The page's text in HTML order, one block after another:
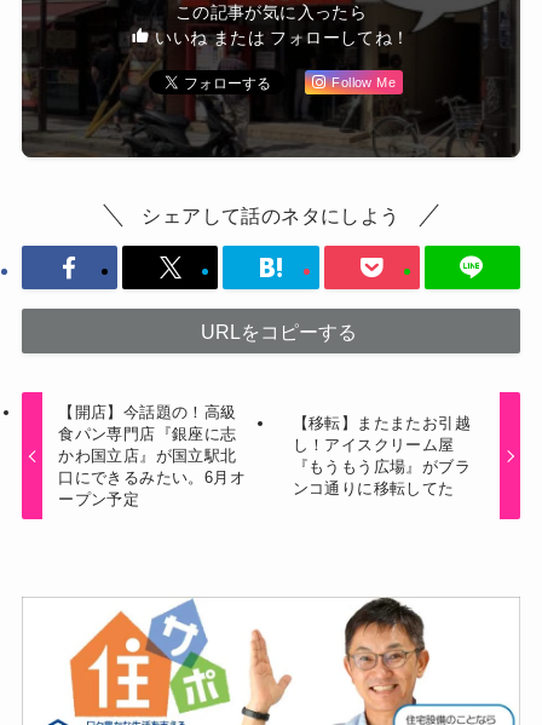
この記事が気に入ったら
いいね または フォローしてね！
Follow Me
シェアして話のネタにしよう
URLをコピーする
【開店】今話題の！高級
食パン専門店『銀座に志
かわ国立店』が国立駅北
口にできるみたい。6月オ
ープン予定
【移転】またまたお引越
し！アイスクリーム屋
『もうもう広場』がブラ
ンコ通りに移転してた